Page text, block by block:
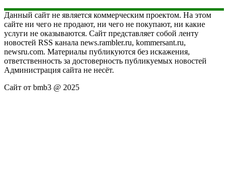
Данный сайт не является коммерческим проектом. На этом
сайте ни чего не продают, ни чего не покупают, ни какие
услуги не оказываются. Сайт представляет собой ленту
новостей RSS канала news.rambler.ru, kommersant.ru,
newsru.com. Материалы публикуются без искажения,
ответственность за достоверность публикуемых новостей
Администрация сайта не несёт.
Сайт от bmb3 @ 2025